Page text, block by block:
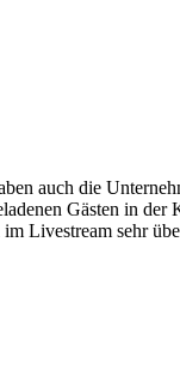
auch die
Gästen in
Livestream sehr